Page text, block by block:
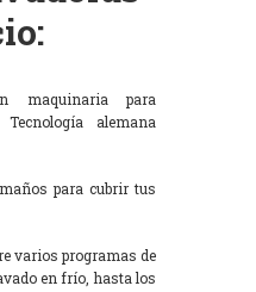
maquinaria para
alemana
para cubrir tus
varios programas de
en frío, hasta los